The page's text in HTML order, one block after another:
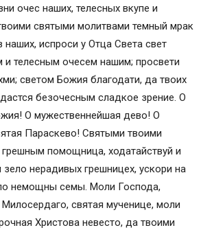
очес наших, телесных вкупе и
святыми молитвами темный мрак
испроси у Отца Света свет
телесным очесем нашим; просвети
светом Божия благодати, да твоих
безочесным сладкое зрение. О
О мужественнейшая дево! О
Параскево! Святыми твоими
помощница, ходатайствуй и
нерадивых грешницех, ускори на
немощны семы. Моли Господа,
святая мученице, моли
Христова невесто, да твоими